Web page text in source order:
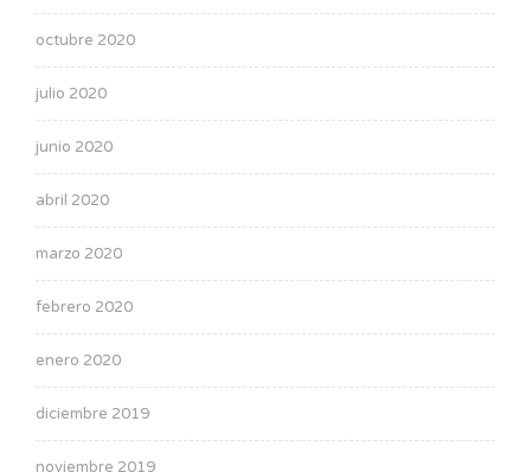
octubre 2020
julio 2020
junio 2020
abril 2020
marzo 2020
febrero 2020
enero 2020
diciembre 2019
noviembre 2019